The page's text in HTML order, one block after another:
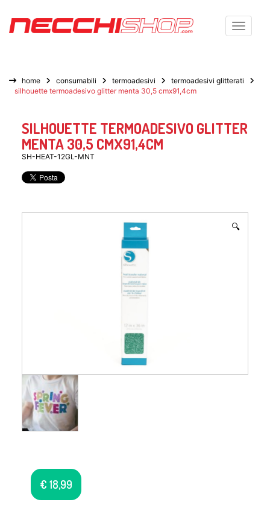
Toggle
home consumabili termoadesivi
termoadesivi glitterati
silhouette termoadesivo glitter menta 30,5 cmx91,4cm
SILHOUETTE TERMOADESIVO GLITTER
MENTA 30,5 CMX91,4CM
SH-HEAT-12GL-MNT
🔍
€ 18,99